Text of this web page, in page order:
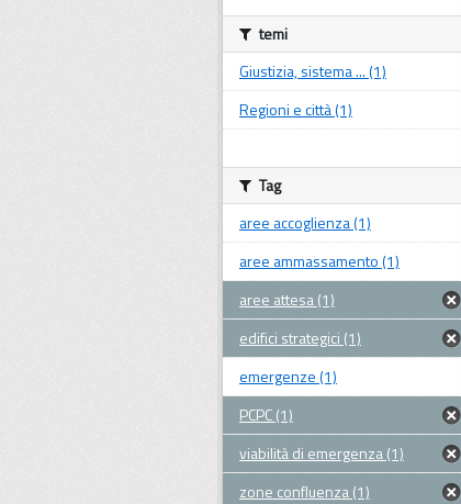
temi
Giustizia, sistema ... (1)
Regioni e città (1)
Tag
aree accoglienza (1)
aree ammassamento (1)
aree attesa (1)
edifici strategici (1)
emergenze (1)
PCPC (1)
viabilità di emergenza (1)
zone confluenza (1)